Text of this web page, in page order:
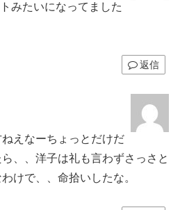
みたいになってました
返信
えなーちょっとだけだ
、、洋子は礼も言わずさっさと
けで、、命拾いしたな。